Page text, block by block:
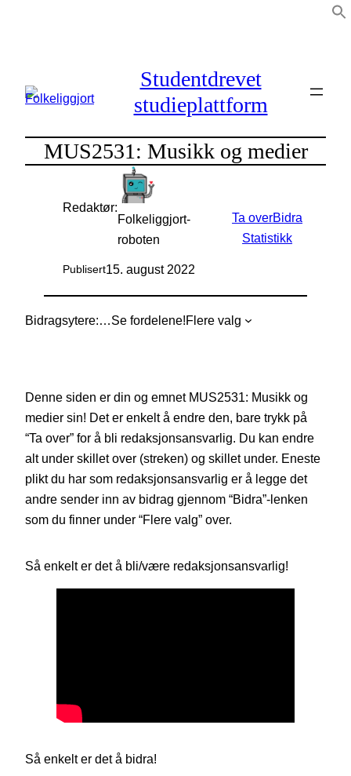
Studentdrevet
studieplattform
MUS2531: Musikk og medier
Redaktør:
Folkeliggjort-
roboten
Publisert15. august 2022
Ta overBidra
Statistikk
Bidragsytere: Se fordelene!Flere valg
Denne siden er din og emnet MUS2531: Musikk og
medier sin! Det er enkelt å endre den, bare trykk på
“Ta over” for å bli redaksjonsansvarlig. Du kan endre
alt under skillet over (streken) og skillet under. Eneste
plikt du har som redaksjonsansvarlig er å legge det
andre sender inn av bidrag gjennom “Bidra”-lenken
som du finner under “Flere valg” over.
Så enkelt er det å bli/være redaksjonsansvarlig!
Så enkelt er det å bidra!